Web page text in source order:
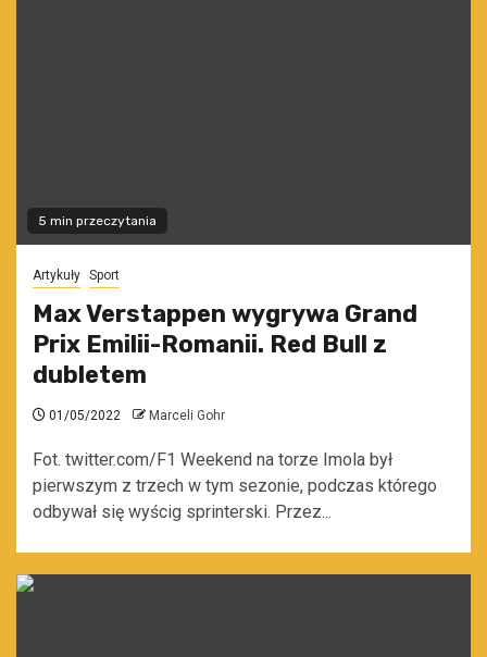
5 min przeczytania
Artykuły Sport
Max Verstappen wygrywa Grand
Prix Emilii-Romanii. Red Bull z
dubletem
01/05/2022 Marceli Gohr
Fot. twitter.com/F1 Weekend na torze Imola był
pierwszym z trzech w tym sezonie, podczas którego
odbywał się wyścig sprinterski. Przez...